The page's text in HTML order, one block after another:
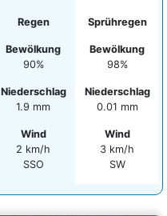
Regen
Bewölkung
90%
Niederschlag
1.9 mm
Wind
2 km/h
SSO
Sprühregen
Bewölkung
98%
Niederschlag
0.01 mm
Wind
3 km/h
SW